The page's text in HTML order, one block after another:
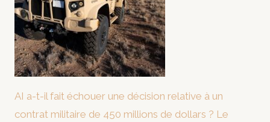
AI a-t-il fait échouer une décision relative à un
contrat militaire de 450 millions de dollars ? Le